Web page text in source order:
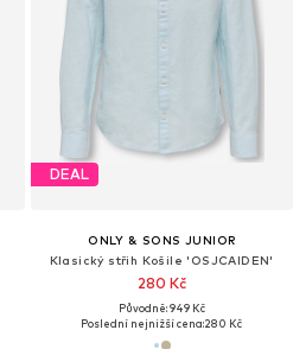
DEAL
ONLY & SONS JUNIOR
Klasický střih Košile 'OSJCAIDEN'
280 Kč
Původně: 949 Kč
Poslední nejnižší cena:280 Kč